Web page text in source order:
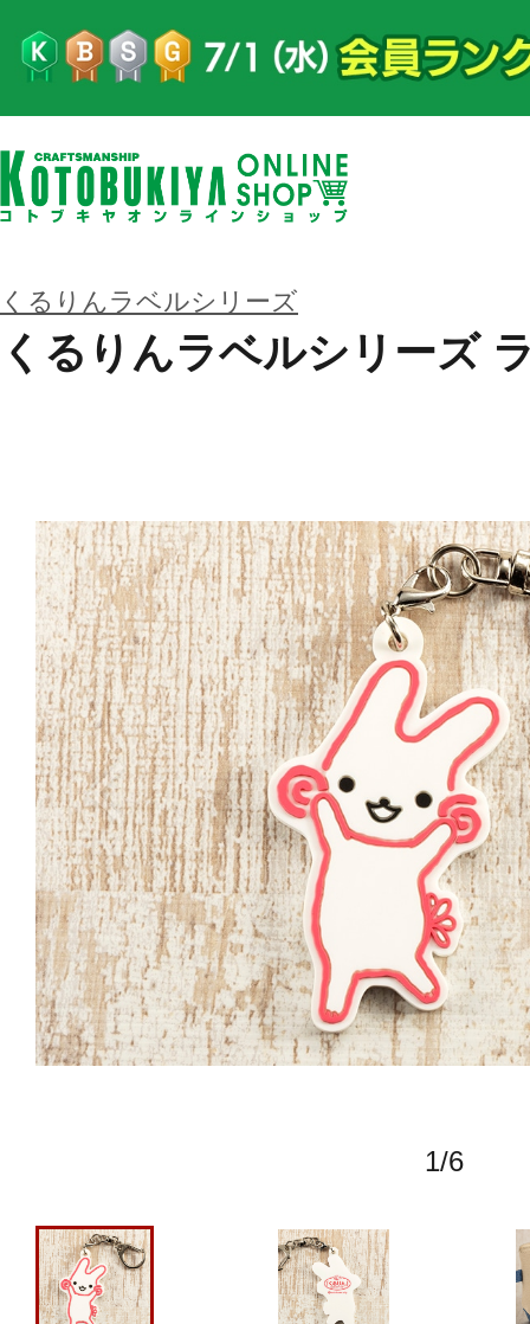
くるりんラベルシリーズ
くるりんラベルシリーズ
1/6